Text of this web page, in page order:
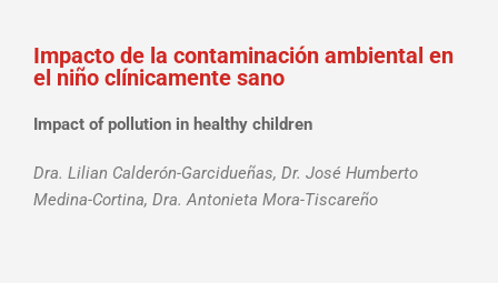
Impacto de la contaminación ambiental en
el niño clínicamente sano
Impact of pollution in healthy children
Dra. Lilian Calderón-Garcidueñas, Dr. José Humberto
Medina-Cortina, Dra. Antonieta Mora-Tiscareño